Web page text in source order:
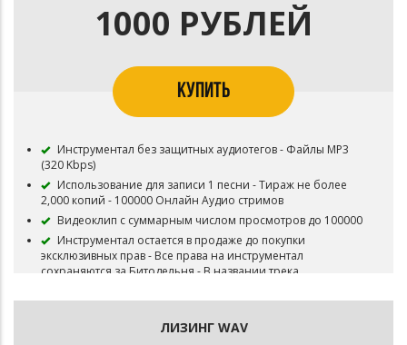
Приобретая данный тип лицензии Вы соглашаетесь с
условиями пользования.
1000 РУБЛЕЙ
КУПИТЬ
Инструментал без защитных аудиотегов - Файлы MP3
(320 Kbps)
Использование для записи 1 песни - Тираж не более
2,000 копий - 100000 Онлайн Аудио стримов
Видеоклип с суммарным числом просмотров до 100000
Инструментал остается в продаже до покупки
эксклюзивных прав - Все права на инструментал
сохраняются за Битодельня - В названии трека
совместный то и второго битмейкера
Публикация на площадку BOOM и в систему Content ID
ЛИЗИНГ WAV